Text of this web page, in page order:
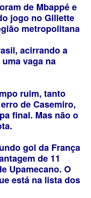
de Mbappé e
jogo no Gillette
metropolitana
acirrando a
vaga na
ruim, tanto
de Casemiro,
final. Mas não o
gol da França
de 11
Upamecano. O
está na lista dos